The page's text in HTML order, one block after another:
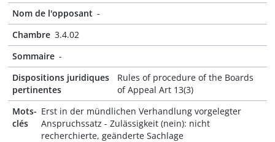
Nom de l'opposant -
Chambre 3.4.02
Sommaire -
Dispositions juridiques
pertinentes
Rules of procedure of the Boards
of Appeal Art 13(3)
Mots-
clés
Erst in der mündlichen Verhandlung vorgelegter
Anspruchssatz - Zulässigkeit (nein): nicht
recherchierte, geänderte Sachlage